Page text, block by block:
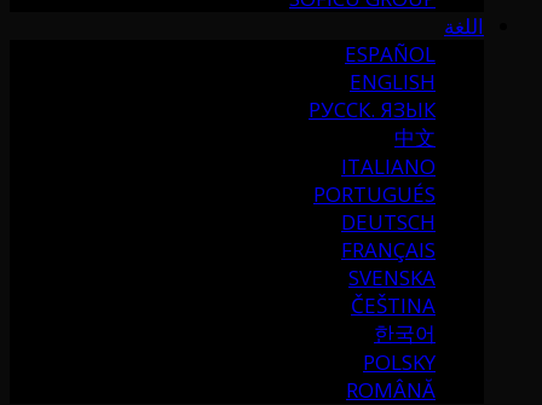
اللغة
ESPAÑOL
ENGLISH
РУССК. ЯЗЫК
中文
ITALIANO
PORTUGUÉS
DEUTSCH
FRANÇAIS
SVENSKA
ČEŠTINA
한국어
POLSKY
ROMÂNĂ